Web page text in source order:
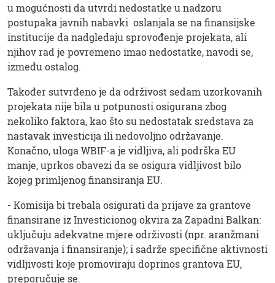
u mogućnosti da utvrdi nedostatke u nadzoru
postupaka javnih nabavki oslanjala se na finansijske
institucije da nadgledaju sprovođenje projekata, ali
njihov rad je povremeno imao nedostatke, navodi se,
između ostalog.
Također sutvrđeno je da održivost sedam uzorkovanih
projekata nije bila u potpunosti osigurana zbog
nekoliko faktora, kao što su nedostatak sredstava za
nastavak investicija ili nedovoljno održavanje.
Konačno, uloga WBIF-a je vidljiva, ali podrška EU
manje, uprkos obavezi da se osigura vidljivost bilo
kojeg primljenog finansiranja EU.
- Komisija bi trebala osigurati da prijave za grantove
finansirane iz Investicionog okvira za Zapadni Balkan:
uključuju adekvatne mjere održivosti (npr. aranžmani
održavanja i finansiranje); i sadrže specifične aktivnosti
vidljivosti koje promoviraju doprinos grantova EU,
preporučuje se.